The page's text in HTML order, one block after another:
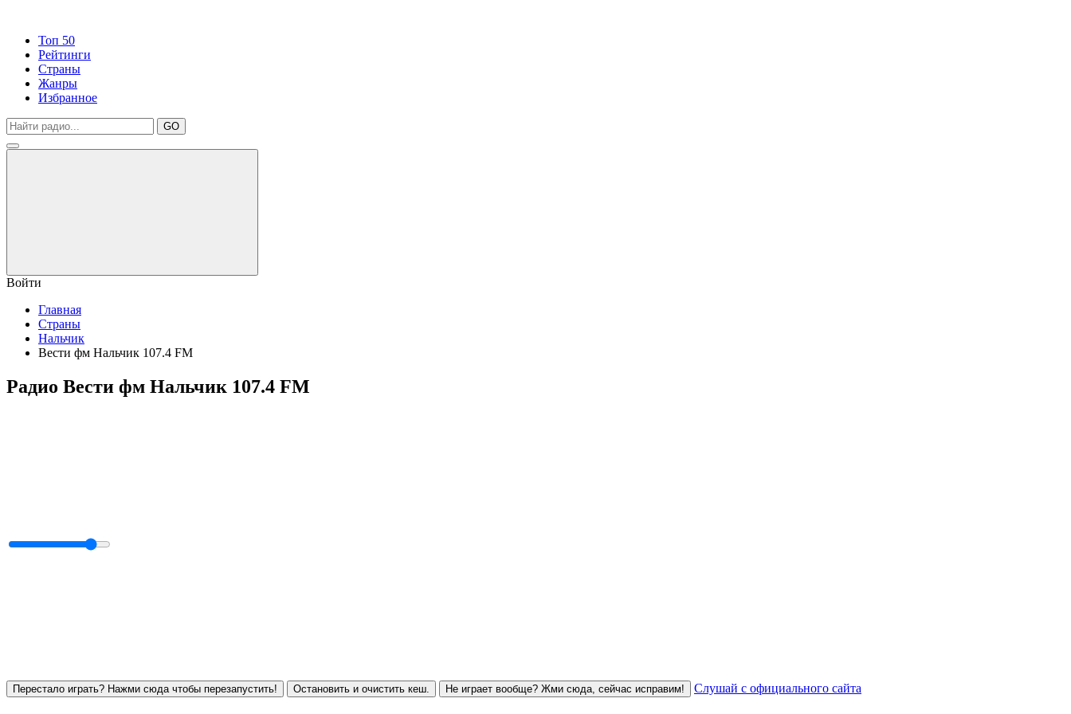
Топ 50
Рейтинги
Страны
Жанры
Избранное
GO
Войти
Главная
Страны
Нальчик
Вести фм Нальчик 107.4 FM
Радио Вести фм Нальчик 107.4 FM
Перестало играть? Нажми сюда чтобы перезапустить! Остановить и очистить кеш. Не играет вообще? Жми сюда, сейчас исправим! Слушай с официального сайта